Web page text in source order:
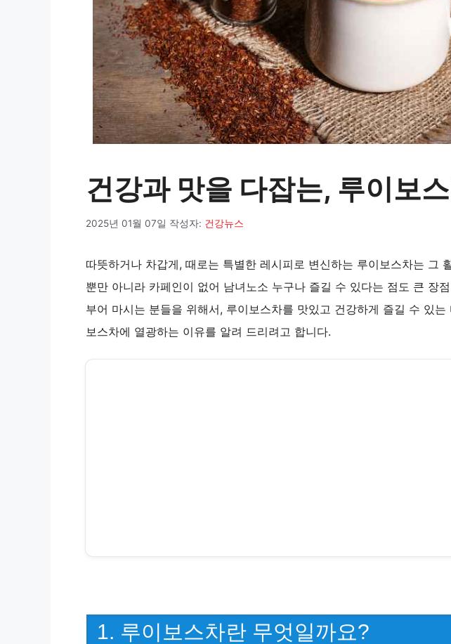
건강과 맛을 다잡는, 루이보
2025년 01월 07일 작성자: 건강뉴스
따뜻하거나 차갑게, 때로는 특별한 레시피로 변신하는 루이보스차는 그
뿐만 아니라 카페인이 없어 남녀노소 누구나 즐길 수 있다는 점도 큰 장
부어 마시는 분들을 위해서, 루이보스차를 맛있고 건강하게 즐길 수 있
보스차에 열광하는 이유를 알려 드리려고 합니다.
1. 루이보스차란 무엇일까요?